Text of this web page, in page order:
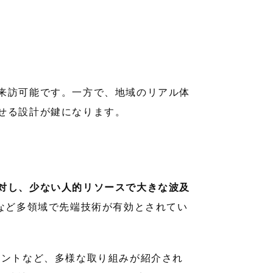
訪可能です。一方で、地域のリアル体
設計が鍵になります。
し、少ない人的リソースで大きな波及
多領域で先端技術が有効とされてい
トなど、多様な取り組みが紹介され